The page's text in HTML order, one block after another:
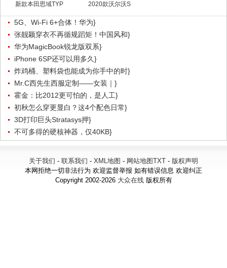
新款本田思域TYP 2020款沃尔沃S
5G、Wi-Fi 6+合体！华为}
张靓颖穿衣不再循规蹈矩！中国风和}
华为MagicBook锐龙版双系}
iPhone 6SP还可以用多久}
炸鸡桶、塑料袋也能成为你手中的时}
Mr.C西先生西服定制——女装｜}
霍金：比2012更可怕的，是人工}
初秋怎么穿更显白？这4个配色日常}
3D打印巨头Stratasys押}
不可多得的硬核神器，仅40KB}
关于我们 - 联系我们 - XML地图 - 网站地图TXT - 版权声明
本网拒绝一切非法行为 欢迎监督举报 如有错误信息 欢迎纠正
Copyright 2002-2026 大众在线版权所有